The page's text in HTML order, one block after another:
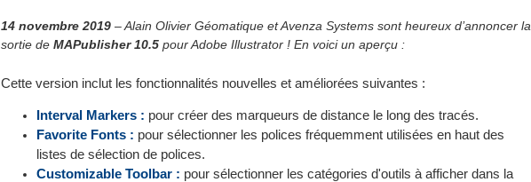
14 novembre 2019 – Alain Olivier Géomatique et Avenza Systems sont heureux d’annoncer la
sortie de MAPublisher 10.5 pour Adobe Illustrator ! En voici un aperçu :
Cette version inclut les fonctionnalités nouvelles et améliorées suivantes :
Interval Markers : pour créer des marqueurs de distance le long des tracés.
Favorite Fonts : pour sélectionner les polices fréquemment utilisées en haut des
listes de sélection de polices.
Customizable Toolbar : pour sélectionner les catégories d'outils à afficher dans la